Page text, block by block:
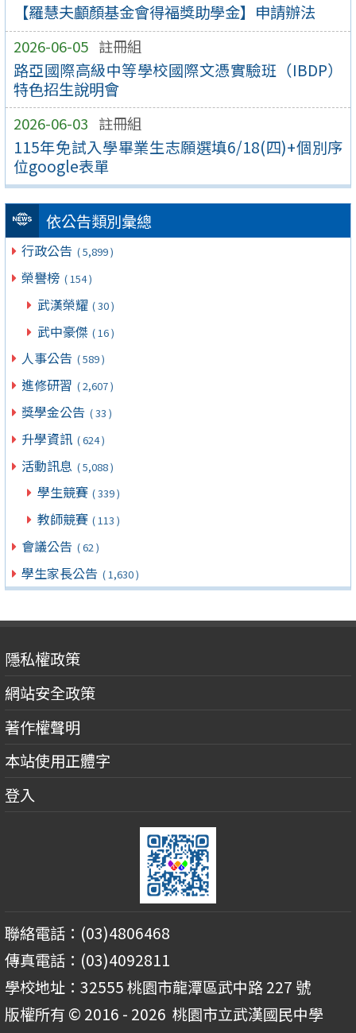
【羅慧夫顱顏基金會得福獎助學金】申請辦法
2026-06-05 註冊組
路亞國際高級中等學校國際文憑實驗班（IBDP）
特色招生說明會
2026-06-03 註冊組
115年免試入學畢業生志願選填6/18(四)+個別序
位google表單
依公告類別彙總
行政公告 ( 5,899 )
榮譽榜 ( 154 )
武漢榮耀 ( 30 )
武中豪傑 ( 16 )
人事公告 ( 589 )
進修研習 ( 2,607 )
獎學金公告 ( 33 )
升學資訊 ( 624 )
活動訊息 ( 5,088 )
學生競賽 ( 339 )
教師競賽 ( 113 )
會議公告 ( 62 )
學生家長公告 ( 1,630 )
隱私權政策
網站安全政策
著作權聲明
本站使用正體字
登入
聯絡電話：(03)4806468
傳真電話：(03)4092811
學校地址：32555 桃園市龍潭區武中路 227 號
版權所有 © 2016 - 2026 桃園市立武漢國民中學